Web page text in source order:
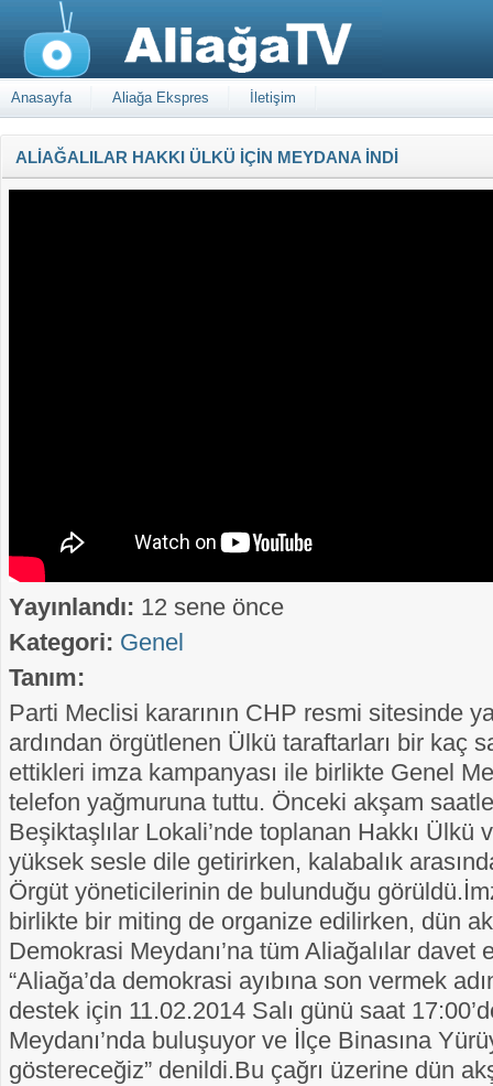
Anasayfa Aliağa Ekspres İletişim
ALİAĞALILAR HAKKI ÜLKÜ İÇİN MEYDANA İNDİ
Yayınlandı: 12 sene önce
Kategori: Genel
Tanım:
Parti Meclisi kararının CHP resmi sitesinde
ardından örgütlenen Ülkü taraftarları bir kaç
ettikleri imza kampanyası ile birlikte Genel
telefon yağmuruna tuttu. Önceki akşam
Beşiktaşlılar Lokali’nde toplanan Hakkı Ülkü
yüksek sesle dile getirirken, kalabalık
Örgüt yöneticilerinin de bulunduğu
birlikte bir miting de organize edilirken, dün
Demokrasi Meydanı’na tüm Aliağalılar
“Aliağa’da demokrasi ayıbına son vermek
destek için 11.02.2014 Salı günü saat
Meydanı’nda buluşuyor ve İlçe Binasına
göstereceğiz” denildi.Bu çağrı üzerine dün